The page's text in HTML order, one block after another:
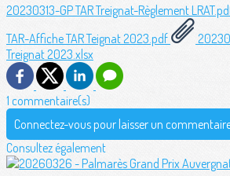
20230313-GP TAR Treignat-Règlement
TAR-Affiche TAR Teignat 2023.pdf
Treignat 2023.xlsx
1 commentaire(s)
Connectez-vous pour laisser un
Consultez également